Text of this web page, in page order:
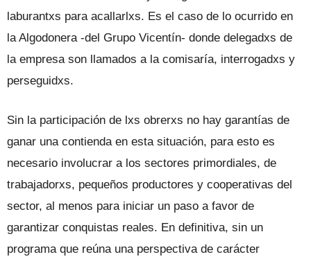
laburantxs para acallarlxs. Es el caso de lo ocurrido en
la Algodonera -del Grupo Vicentín- donde delegadxs de
la empresa son llamados a la comisaría, interrogadxs y
perseguidxs.
Sin la participación de lxs obrerxs no hay garantías de
ganar una contienda en esta situación, para esto es
necesario involucrar a los sectores primordiales, de
trabajadorxs, pequeños productores y cooperativas del
sector, al menos para iniciar un paso a favor de
garantizar conquistas reales. En definitiva, sin un
programa que reúna una perspectiva de carácter